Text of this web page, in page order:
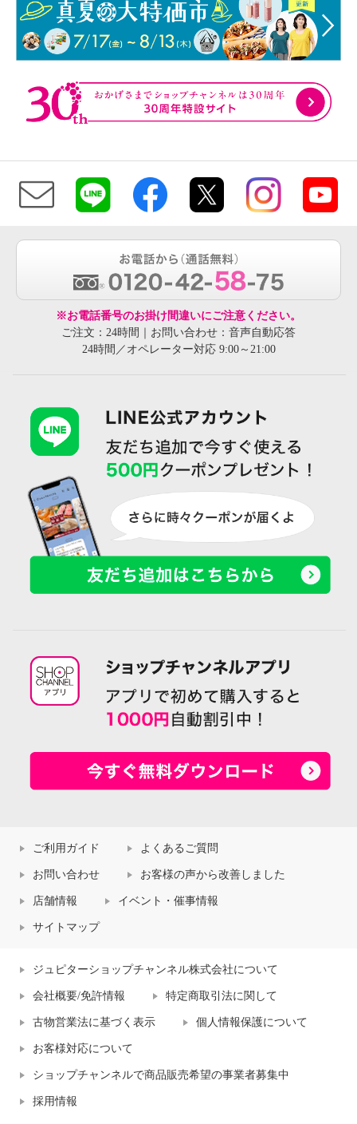
※お電話番号のお掛け間違いにご注意ください。
ご注文：24時間｜お問い合わせ：音声自動応答
24時間／オペレーター対応 9:00～21:00
ご利用ガイド よくあるご質問
お問い合わせ お客様の声から改善しました
店舗情報 イベント・催事情報
サイトマップ
ジュピターショップチャンネル株式会社について
会社概要/免許情報 特定商取引法に関して
古物営業法に基づく表示 個人情報保護について
お客様対応について
ショップチャンネルで商品販売希望の事業者募集中
採用情報